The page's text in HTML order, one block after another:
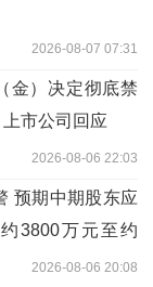
2026-08-07 07:31
金）决定彻底禁
市公司回应
2026-08-06 22:03
预期中期股东应
3800万元至约
2026-08-06 20:08